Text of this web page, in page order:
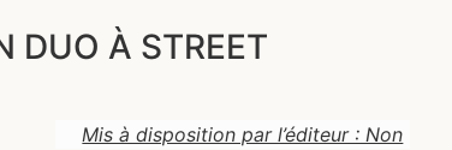
DUO À STREET
Mis à disposition par l’éditeur : Non